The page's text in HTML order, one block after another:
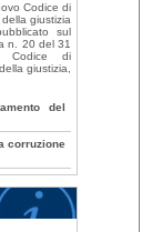
Codice di
giustizia
sul
n. 20 del 31
Codice di
giustizia,
del
corruzione